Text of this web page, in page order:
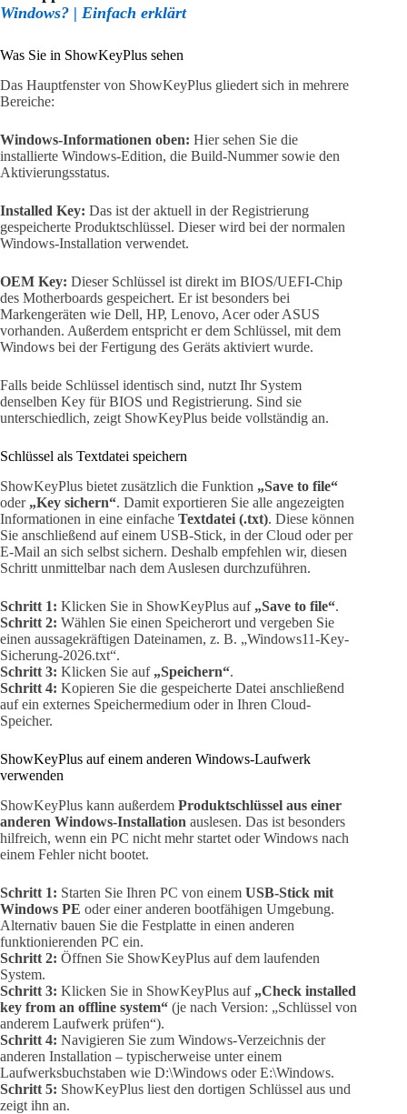
Windows? | Einfach erklärt
Was Sie in ShowKeyPlus sehen
Das Hauptfenster von ShowKeyPlus gliedert sich in mehrere
Bereiche:
Windows-Informationen oben: Hier sehen Sie die
installierte Windows-Edition, die Build-Nummer sowie den
Aktivierungsstatus.
Installed Key: Das ist der aktuell in der Registrierung
gespeicherte Produktschlüssel. Dieser wird bei der normalen
Windows-Installation verwendet.
OEM Key: Dieser Schlüssel ist direkt im BIOS/UEFI-Chip
des Motherboards gespeichert. Er ist besonders bei
Markengeräten wie Dell, HP, Lenovo, Acer oder ASUS
vorhanden. Außerdem entspricht er dem Schlüssel, mit dem
Windows bei der Fertigung des Geräts aktiviert wurde.
Falls beide Schlüssel identisch sind, nutzt Ihr System
denselben Key für BIOS und Registrierung. Sind sie
unterschiedlich, zeigt ShowKeyPlus beide vollständig an.
Schlüssel als Textdatei speichern
ShowKeyPlus bietet zusätzlich die Funktion „Save to file“
oder „Key sichern“. Damit exportieren Sie alle angezeigten
Informationen in eine einfache Textdatei (.txt). Diese können
Sie anschließend auf einem USB-Stick, in der Cloud oder per
E-Mail an sich selbst sichern. Deshalb empfehlen wir, diesen
Schritt unmittelbar nach dem Auslesen durchzuführen.
Schritt 1: Klicken Sie in ShowKeyPlus auf „Save to file“.
Schritt 2: Wählen Sie einen Speicherort und vergeben Sie
einen aussagekräftigen Dateinamen, z. B. „Windows11-Key-
Sicherung-2026.txt“.
Schritt 3: Klicken Sie auf „Speichern“.
Schritt 4: Kopieren Sie die gespeicherte Datei anschließend
auf ein externes Speichermedium oder in Ihren Cloud-
Speicher.
ShowKeyPlus auf einem anderen Windows-Laufwerk
verwenden
ShowKeyPlus kann außerdem Produktschlüssel aus einer
anderen Windows-Installation auslesen. Das ist besonders
hilfreich, wenn ein PC nicht mehr startet oder Windows nach
einem Fehler nicht bootet.
Schritt 1: Starten Sie Ihren PC von einem USB-Stick mit
Windows PE oder einer anderen bootfähigen Umgebung.
Alternativ bauen Sie die Festplatte in einen anderen
funktionierenden PC ein.
Schritt 2: Öffnen Sie ShowKeyPlus auf dem laufenden
System.
Schritt 3: Klicken Sie in ShowKeyPlus auf „Check installed
key from an offline system“ (je nach Version: „Schlüssel von
anderem Laufwerk prüfen“).
Schritt 4: Navigieren Sie zum Windows-Verzeichnis der
anderen Installation – typischerweise unter einem
Laufwerksbuchstaben wie D:\Windows oder E:\Windows.
Schritt 5: ShowKeyPlus liest den dortigen Schlüssel aus und
zeigt ihn an.